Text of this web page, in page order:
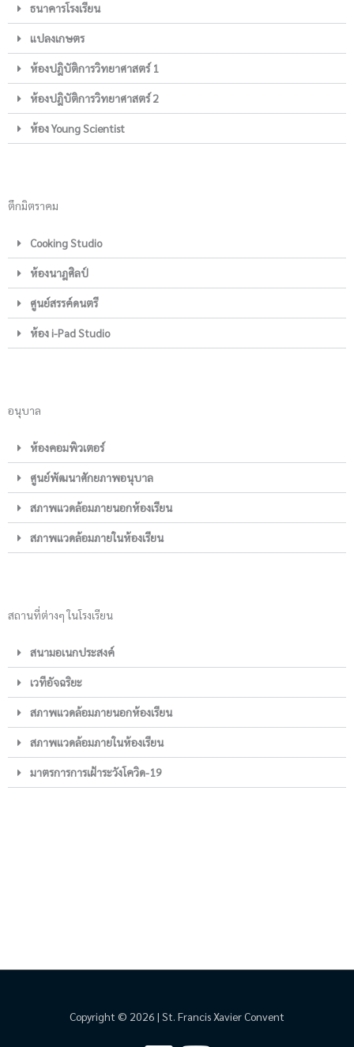
ธนาคารโรงเรียน
แปลงเกษตร
ห้องปฎิบัติการวิทยาศาสตร์ 1
ห้องปฎิบัติการวิทยาศาสตร์ 2
ห้อง Young Scientist
ตึกมิตราคม
Cooking Studio
ห้องนาฎศิลป์
ศูนย์สรรค์ดนตรี
ห้อง i-Pad Studio
อนุบาล
ห้องคอมพิวเตอร์
ศูนย์พัฒนาศักยภาพอนุบาล
สภาพแวดล้อมภายนอกห้องเรียน
สภาพแวดล้อมภายในห้องเรียน
สถานที่ต่างๆ ในโรงเรียน
สนามอเนกประสงค์
เวทีอัจฉริยะ
สภาพแวดล้อมภายนอกห้องเรียน
สภาพแวดล้อมภายในห้องเรียน
มาตรการการเฝ้าระวังโควิด-19
Copyright © 2026 | St. Francis Xavier Convent